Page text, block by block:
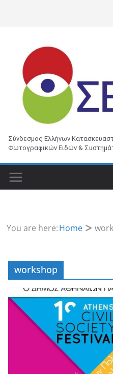
Σύνδεσμος Ελλήνων
Φωτογραφικών Ειδών &
You are here:Home
workshop